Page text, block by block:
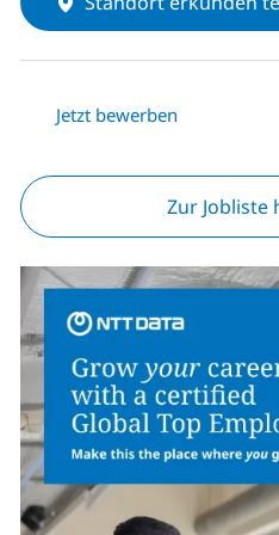
Jetzt bewerben
Zur Jobliste